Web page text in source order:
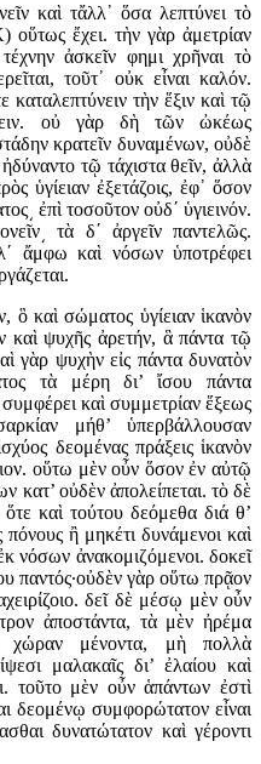
καὶ τἄλλ᾽ ὅσα λεπτύνει τὸ
ἔχει. τὴν γὰρ ἀμετρίαν
ἀσκεῖν φημι χρῆναι τὸ
τοῦτ᾽ οὐκ εἶναι καλόν.
τὴν ἕξιν καὶ τῷ
οὐ γὰρ δὴ τῶν ὠκέως
κρατεῖν δυναμένων, οὐδὲ
τῷ τάχιστα θεῖν, ἀλλὰ
ὑγίειαν ἐξετάζοις, ἐφ᾽ ὅσον
ἐπὶ τοσοῦτον οὐδ΄ ὑγιεινόν.
τὰ δ΄ ἀργεῖν παντελῶς.
ἄμφω καὶ νόσων ὑποτρέφει
ὃ καὶ σώματος ὑγίειαν ἱκανὸν
καὶ ψυχῆς ἀρετήν, ἃ πάντα τῷ
γὰρ ψυχὴν εἰς πάντα δυνατὸν
τὰ μέρη δι’ ἴσου πάντα
συμφέρει καὶ συμμετρίαν ἕξεως
μήθ’ ὑπερβάλλουσαν
δεομένας πράξεις ἱκανὸν
οὕτω μὲν οὖν ὅσον ἐν αὐτῷ
κατ’ οὐδὲν ἀπολείπεται. τὸ δὲ
καὶ τούτου δεόμεθα διά θ’
ἢ μηκέτι δυνάμενοι καὶ
νόσων ἀνακομιζόμενοι. δοκεῖ
παντός·οὐδὲν γὰρ οὕτω πρᾷον
δεῖ δὲ μέσῳ μὲν οὖν
ἀποστάντα, τὰ μὲν ἠρέμα
χώραν μένοντα, μὴ πολλὰ
μαλακαῖς δι’ ἐλαίου καὶ
τοῦτο μὲν οὖν ἁπάντων ἐστὶ
δεομένῳ συμφορώτατον εἶναι
δυνατώτατον καὶ γέροντι